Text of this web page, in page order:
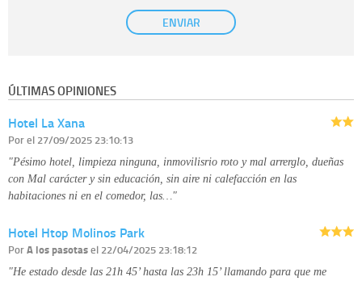
únicamente trataremos sus datos con su consentimiento
previo, que podrá facilitarnos mediante la casilla correspondiente
Derechos:tiene derecho a saber qué información tenemos sobre usted,
disponible en nuestra página web.
Información complementaria:
ENVIAR
ÚLTIMAS OPINIONES
Hotel La Xana
Porel 27/09/2025 23:10:13
"Pésimo hotel, limpieza ninguna, inmovilisrio roto y mal arrerglo, dueñas
con Mal carácter y sin educación, sin aire ni calefacción en las
habitaciones ni en el comedor, las…"
Hotel Htop Molinos Park
PorA los pasotasel 22/04/2025 23:18:12
"He estado desde las 21h 45’ hasta las 23h 15’ llamando para que me